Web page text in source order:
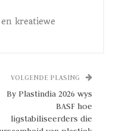
en 'n uitset van 10 t/h,
hoë doeltreffendheid
BOPP-
kreatiewe
VOLGENDE PLASING
By Plastindia 2026 wys
BASF hoe
ligstabiliseerders die